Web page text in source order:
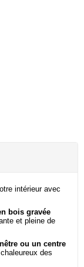
intérieur avec
bois gravée
et pleine de
ou un centre
des